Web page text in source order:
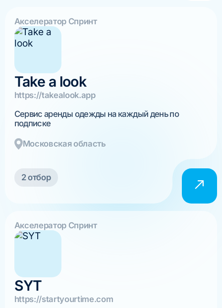
Акселератор Спринт
Take a look
https://takealook.app
Сервис аренды одежды на каждый день по
подписке
Московская область
2 отбор
Акселератор Спринт
SYT
https://startyourtime.com